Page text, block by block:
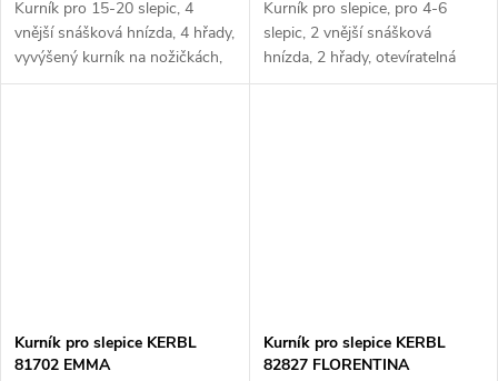
Kurník pro 15-20 slepic, 4
vnější snášková hnízda, 4 hřady,
vyvýšený kurník na nožičkách,
HPL laminát, rozměry:
Kurník pro slepice, pro 4-6
slepic, 2 vnější snášková
hnízda, 2 hřady, otevíratelná
střecha pro snadné čištění,
Kurník pro slepice KERBL
81702 EMMA
Kurník pro slepice KERBL
82827 FLORENTINA